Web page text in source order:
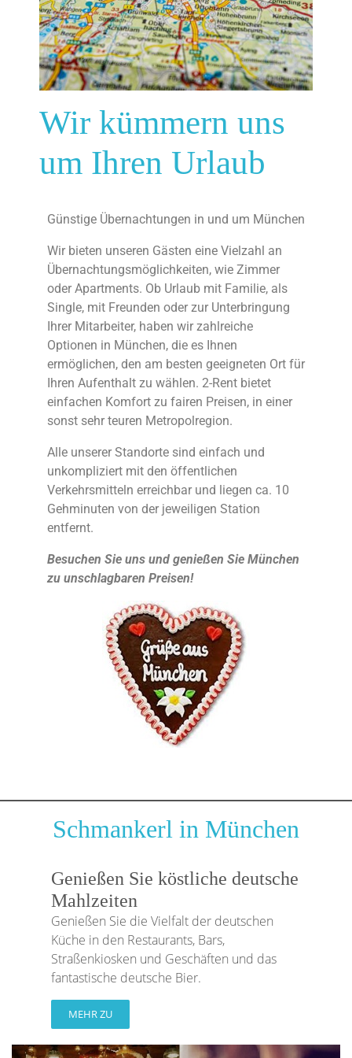
Wir kümmern uns
um Ihren Urlaub
Günstige Übernachtungen in und um München
Wir bieten unseren Gästen eine Vielzahl an
Übernachtungsmöglichkeiten, wie Zimmer
oder Apartments. Ob Urlaub mit Familie, als
Single, mit Freunden oder zur Unterbringung
Ihrer Mitarbeiter, haben wir zahlreiche
Optionen in München, die es Ihnen
ermöglichen, den am besten geeigneten Ort für
Ihren Aufenthalt zu wählen. 2-Rent bietet
einfachen Komfort zu fairen Preisen, in einer
sonst sehr teuren Metropolregion.
Alle unserer Standorte sind einfach und
unkompliziert mit den öffentlichen
Verkehrsmitteln erreichbar und liegen ca. 10
Gehminuten von der jeweiligen Station
entfernt.
Besuchen Sie uns und genießen Sie München
zu unschlagbaren Preisen!
Schmankerl in München
Genießen Sie köstliche deutsche
Mahlzeiten
Genießen Sie die Vielfalt der deutschen
Küche in den Restaurants, Bars,
Straßenkiosken und Geschäften und das
fantastische deutsche Bier.
MEHR ZU